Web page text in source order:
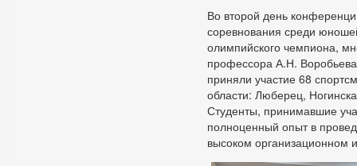
Во второй день
соревнования среди
олимпийского чемпиона,
профессора А.Н.
приняли участие 68
области: Люберец,
Студенты, принимавшие
полноценный опыт в
высоком организационном